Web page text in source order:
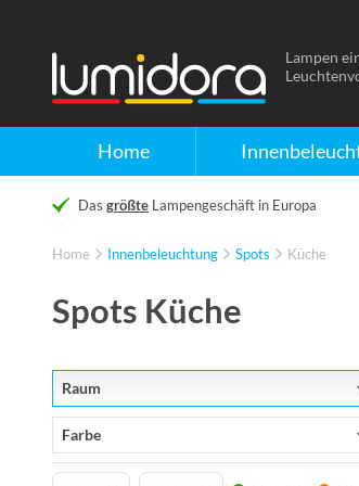
Home
Naar
de
Lampen
Das größte Lampengeschäft in Europa
Home Innenbeleuchtung Spots Küche
Spots Küche
Raum
Farbe